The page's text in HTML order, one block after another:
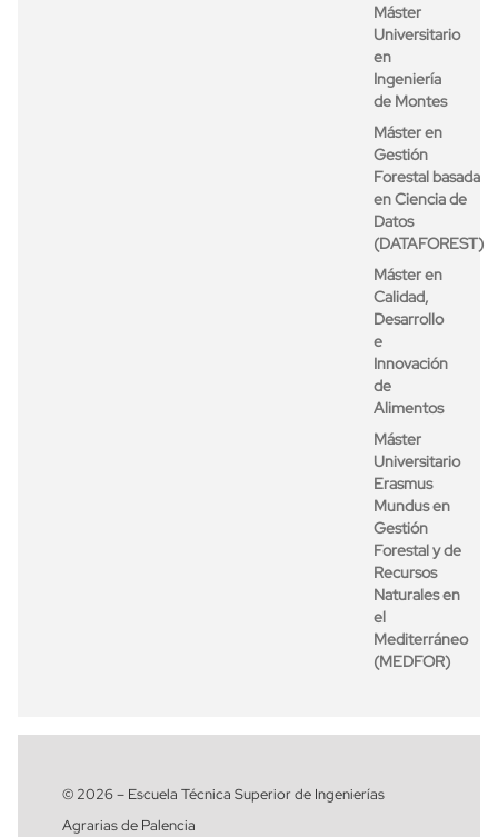
Máster
Universitario
en
Ingeniería
de Montes
Máster en
Gestión
Forestal basada
en Ciencia de
Datos
(DATAFOREST)
Máster en
Calidad,
Desarrollo
e
Innovación
de
Alimentos
Máster
Universitario
Erasmus
Mundus en
Gestión
Forestal y de
Recursos
Naturales en
el
Mediterráneo
(MEDFOR)
© 2026 – Escuela Técnica Superior de Ingenierías
Agrarias de Palencia